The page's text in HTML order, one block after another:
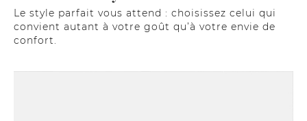
Le style parfait vous attend : choisissez celui qui
convient autant à votre goût qu’à votre envie de
confort.